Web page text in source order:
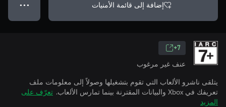
إضافة إلى قائمة الأمنيات ● ● ●
7+
عنف غير مرغوب
يتلقى ناشرو الألعاب التي تقوم بتشغيلها وصولاً إلى معلومات ملف
تعريفك في Xbox والبيانات المقترنة بينما تمارس الألعاب.
تعرّف على
المزيد